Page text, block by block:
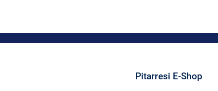
Pitarresi E-Shop